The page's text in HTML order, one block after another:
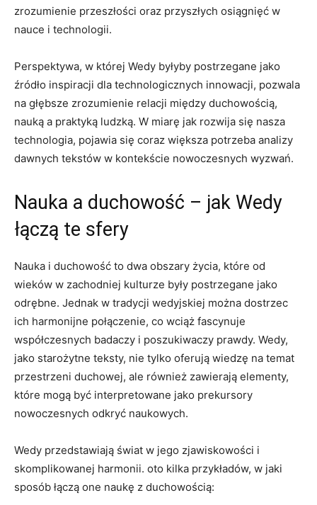
zrozumienie przeszłości oraz przyszłych osiągnięć w
nauce i technologii.
Perspektywa, w której Wedy byłyby postrzegane jako
źródło inspiracji dla technologicznych innowacji, pozwala
na głębsze zrozumienie relacji między duchowością,
nauką a praktyką ludzką. W miarę jak rozwija się nasza
technologia, pojawia się coraz większa potrzeba analizy
dawnych tekstów w kontekście nowoczesnych wyzwań.
Nauka a duchowość – jak Wedy
łączą te sfery
Nauka i duchowość to dwa obszary życia, które od
wieków w zachodniej kulturze były postrzegane jako
odrębne. Jednak w tradycji wedyjskiej można dostrzec
ich harmonijne połączenie, co wciąż fascynuje
współczesnych badaczy i poszukiwaczy prawdy. Wedy,
jako starożytne teksty, nie tylko oferują wiedzę na temat
przestrzeni duchowej, ale również zawierają elementy,
które mogą być interpretowane jako prekursory
nowoczesnych odkryć naukowych.
Wedy przedstawiają świat w jego zjawiskowości i
skomplikowanej harmonii. oto kilka przykładów, w jaki
sposób łączą one naukę z duchowością: